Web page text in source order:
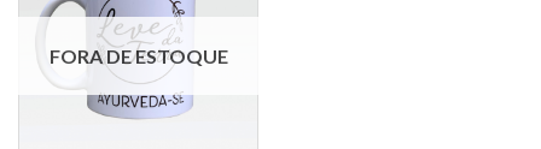
desejos
FORA DE ESTOQUE